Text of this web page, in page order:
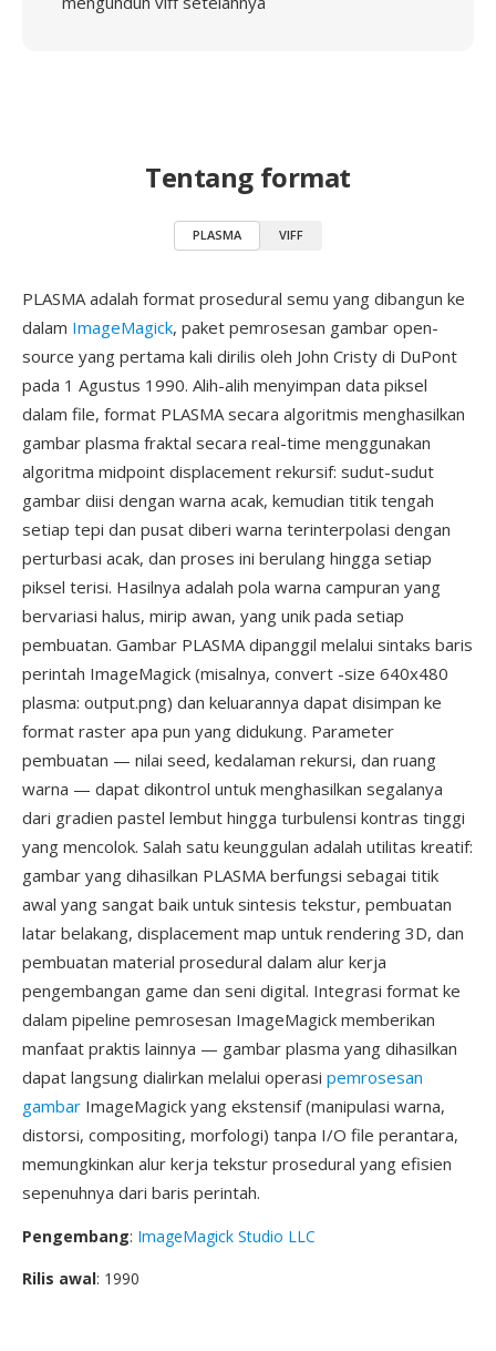
Tentang format
PLASMA VIFF
PLASMA adalah format prosedural semu yang dibangun ke
dalam ImageMagick, paket pemrosesan gambar open-
source yang pertama kali dirilis oleh John Cristy di DuPont
pada 1 Agustus 1990. Alih-alih menyimpan data piksel
dalam file, format PLASMA secara algoritmis menghasilkan
gambar plasma fraktal secara real-time menggunakan
algoritma midpoint displacement rekursif: sudut-sudut
gambar diisi dengan warna acak, kemudian titik tengah
setiap tepi dan pusat diberi warna terinterpolasi dengan
perturbasi acak, dan proses ini berulang hingga setiap
piksel terisi. Hasilnya adalah pola warna campuran yang
bervariasi halus, mirip awan, yang unik pada setiap
pembuatan. Gambar PLASMA dipanggil melalui sintaks baris
perintah ImageMagick (misalnya, convert -size 640x480
plasma: output.png) dan keluarannya dapat disimpan ke
format raster apa pun yang didukung. Parameter
pembuatan — nilai seed, kedalaman rekursi, dan ruang
warna — dapat dikontrol untuk menghasilkan segalanya
dari gradien pastel lembut hingga turbulensi kontras tinggi
yang mencolok. Salah satu keunggulan adalah utilitas kreatif:
gambar yang dihasilkan PLASMA berfungsi sebagai titik
awal yang sangat baik untuk sintesis tekstur, pembuatan
latar belakang, displacement map untuk rendering 3D, dan
pembuatan material prosedural dalam alur kerja
pengembangan game dan seni digital. Integrasi format ke
dalam pipeline pemrosesan ImageMagick memberikan
manfaat praktis lainnya — gambar plasma yang dihasilkan
dapat langsung dialirkan melalui operasi pemrosesan
gambar ImageMagick yang ekstensif (manipulasi warna,
distorsi, compositing, morfologi) tanpa I/O file perantara,
memungkinkan alur kerja tekstur prosedural yang efisien
sepenuhnya dari baris perintah.
Pengembang: ImageMagick Studio LLC
Rilis awal: 1990